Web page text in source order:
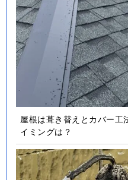
屋根は葺き替えとカバー工
イミングは？